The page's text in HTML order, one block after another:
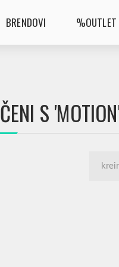
BRENDOVI %OUTLET
S